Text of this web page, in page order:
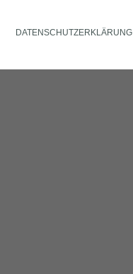
DATENSCHUTZERKLÄRUNG